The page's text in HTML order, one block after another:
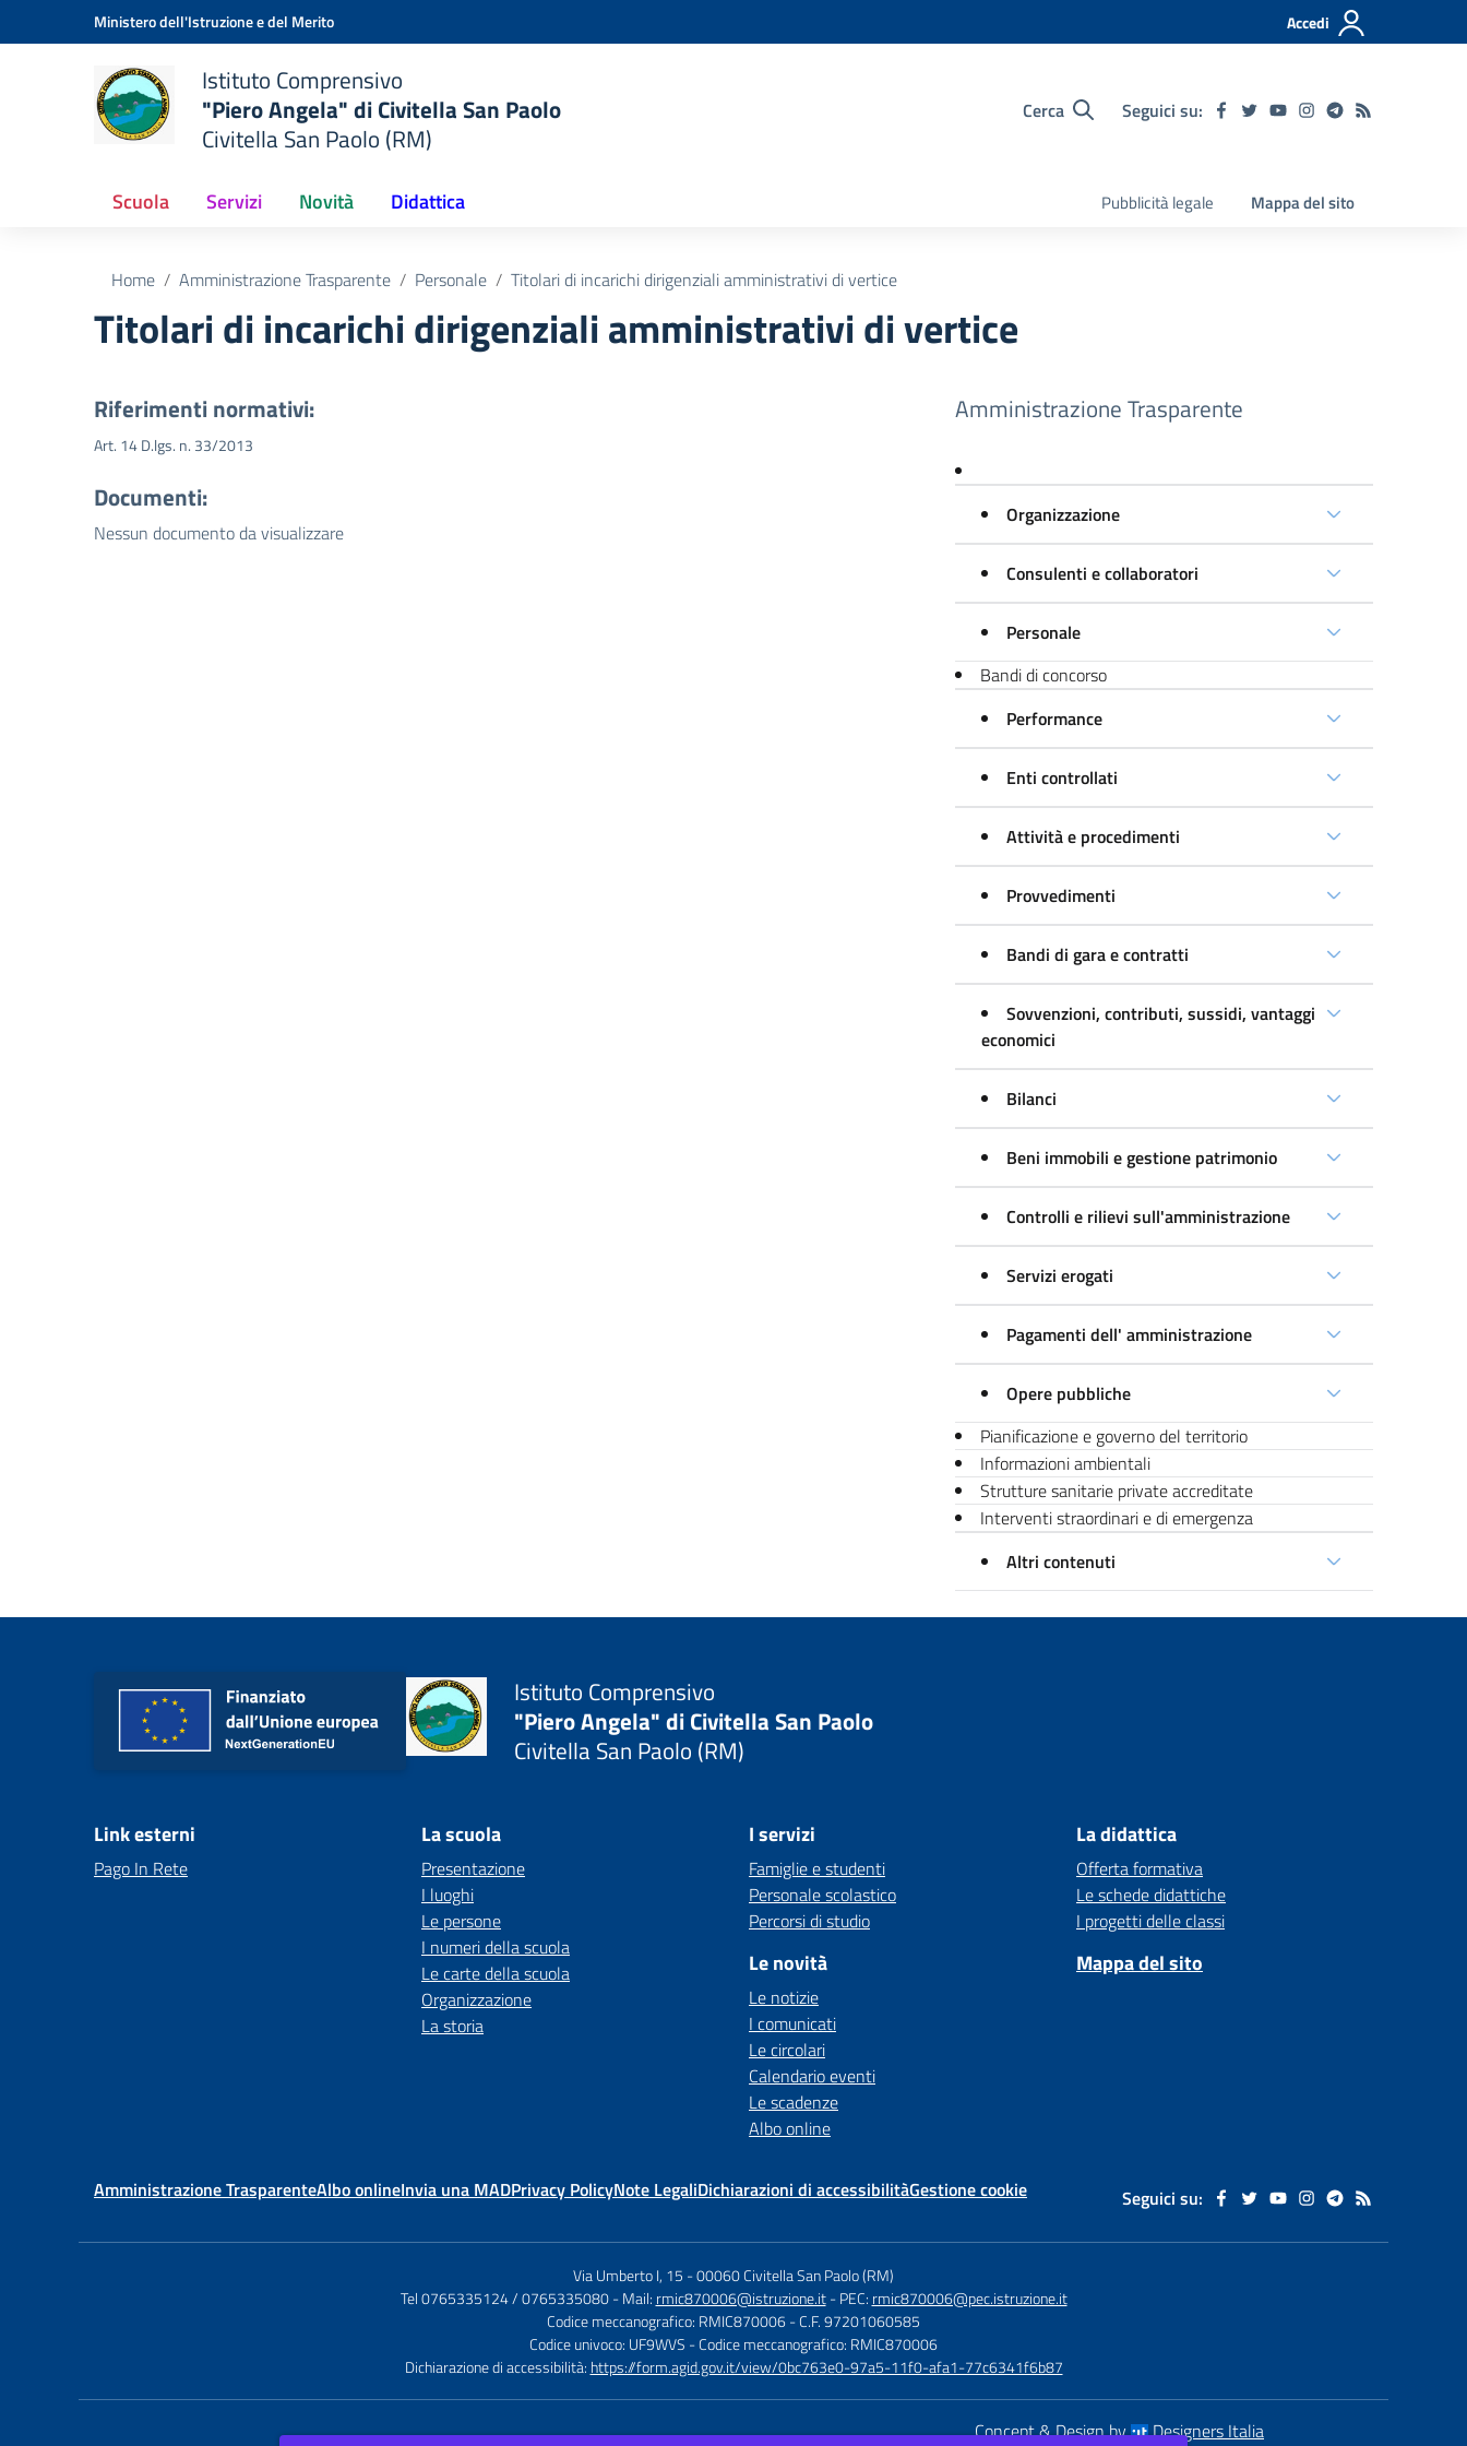
Vai ai contenuti
Vai al menu di navigazioneMinistero dell'Istruzione e del Merito Accedi
Istituto Comprensivo
"Piero Angela" di Civitella San Paolo
Civitella San Paolo (RM)
Cerca Seguici su:
Scuola Servizi Novità Didattica Pubblicità legale Mappa del sito
Home Amministrazione Trasparente Personale Titolari di incarichi dirigenziali amministrativi di vertice
Titolari di incarichi dirigenziali amministrativi di vertice
Riferimenti normativi:
Art. 14 D.lgs. n. 33/2013
Documenti:
Nessun documento da visualizzare
Amministrazione Trasparente
Organizzazione
Consulenti e collaboratori
Personale
Bandi di concorso
Performance
Enti controllati
Attività e procedimenti
Provvedimenti
Bandi di gara e contratti
Sovvenzioni, contributi, sussidi, vantaggi
economici
Bilanci
Beni immobili e gestione patrimonio
Controlli e rilievi sull'amministrazione
Servizi erogati
Pagamenti dell' amministrazione
Opere pubbliche
Pianificazione e governo del territorio
Informazioni ambientali
Strutture sanitarie private accreditate
Interventi straordinari e di emergenza
Altri contenuti
Istituto Comprensivo
"Piero Angela" di Civitella San Paolo
Civitella San Paolo (RM)
Link esterni
Pago In Rete
La scuola
Presentazione
I luoghi
Le persone
I numeri della scuola
Le carte della scuola
Organizzazione
La storia
I servizi
Famiglie e studenti
Personale scolastico
Percorsi di studio
Le novità
Le notizie
I comunicati
Le circolari
Calendario eventi
Le scadenze
Albo online
La didattica
Offerta formativa
Le schede didattiche
I progetti delle classi
Mappa del sito
Amministrazione TrasparenteAlbo onlineInvia una MADPrivacy PolicyNote LegaliDichiarazioni di accessibilitàGestione cookie Seguici su:
Via Umberto I, 15 -00060 Civitella San Paolo (RM)
Tel 0765335124 / 0765335080 - Mail: rmic870006@istruzione.it - PEC: rmic870006@pec.istruzione.it
Codice meccanografico: RMIC870006- C.F. 97201060585
Codice univoco: UF9WVS - Codice meccanografico: RMIC870006
Dichiarazione di accessibilità: https://form.agid.gov.it/view/0bc763e0-97a5-11f0-afa1-77c6341f6b87
Concept & Design by
Designers Italia